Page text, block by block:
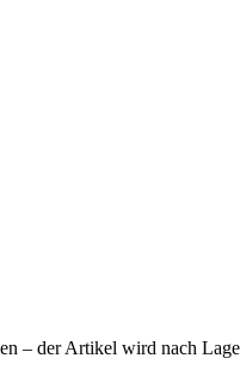
– der Artikel wird nach